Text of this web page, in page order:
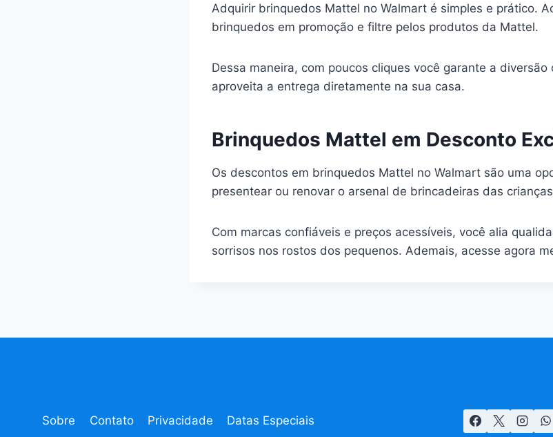
Adquirir brinquedos Mattel no Walmart é simples e prático.
brinquedos em promoção e filtre pelos produtos da Mattel.
Dessa maneira, com poucos cliques você garante a
aproveita a entrega diretamente na sua casa.
Brinquedos Mattel em Desconto
Os descontos em brinquedos Mattel no Walmart são uma
presentear ou renovar o arsenal de brincadeiras das
Com marcas confiáveis e preços acessíveis, você alia
sorrisos nos rostos dos pequenos. Ademais, acesse agora
Sobre Contato Privacidade Datas Especiais